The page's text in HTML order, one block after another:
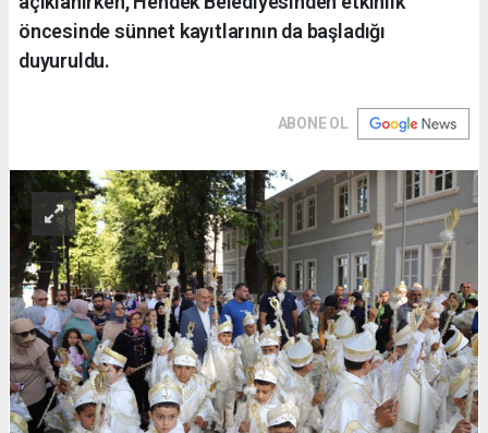
öncesinde sünnet kayıtlarının da başladığı
duyuruldu.
ABONE OL